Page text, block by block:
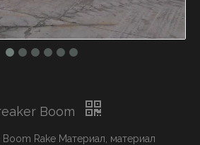
Boom
Boom Rake Материал, материал